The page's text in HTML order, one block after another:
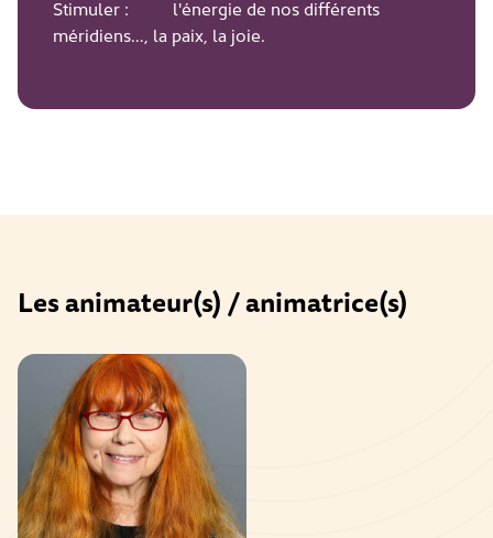
Stimuler : l'énergie de nos différents
méridiens…, la paix, la joie.
Les animateur(s) / animatrice(s)